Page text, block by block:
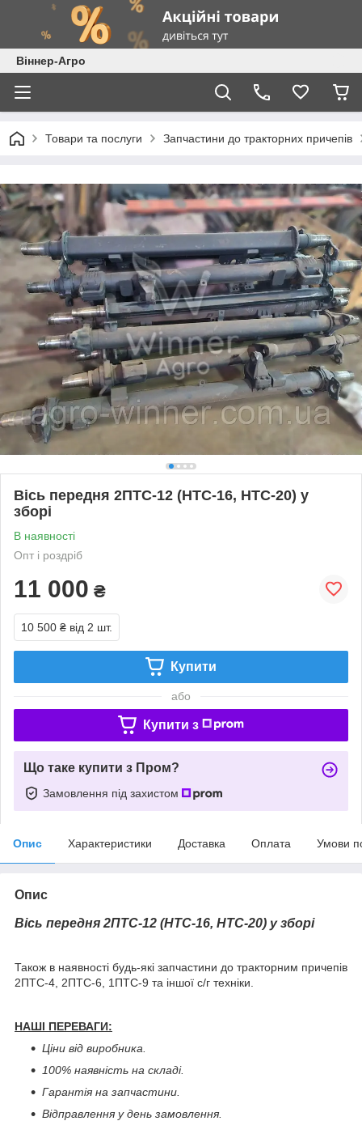
Віннер-Агро
Товари та послуги Запчастини до тракторних причепів
Вісь передня 2ПТС-12 (НТС-16, НТС-20) у
зборі
В наявності
Опт і роздріб
11 000 ₴
10 500 ₴ від 2 шт.
Купити
або
Купити з
Що таке купити з Пром?
Замовлення під захистом
Опис Характеристики Доставка Оплата Умови
Опис
Вісь передня 2ПТС-12 (НТС-16, НТС-20) у зборі
Також в наявності будь-які запчастини до тракторним причепів
2ПТС-4, 2ПТС-6, 1ПТС-9 та іншої с/г техніки.
НАШІ ПЕРЕВАГИ:
Ціни від виробника.
100% наявність на складі.
Гарантія на запчастини.
Відправлення у день замовлення.